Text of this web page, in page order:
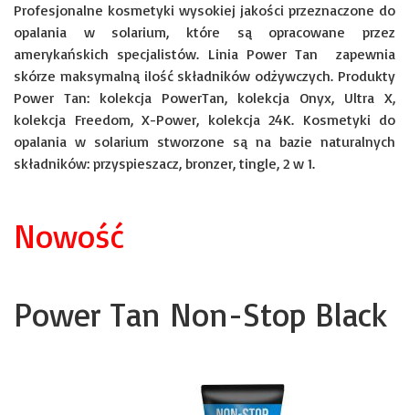
Profesjonalne kosmetyki wysokiej jakości przeznaczone do
opalania w solarium, które są opracowane przez
amerykańskich specjalistów. Linia Power Tan zapewnia
skórze maksymalną ilość składników odżywczych. Produkty
Power Tan: kolekcja PowerTan, kolekcja Onyx, Ultra X,
kolekcja Freedom, X-Power, kolekcja 24K. Kosmetyki do
opalania w solarium stworzone są na bazie naturalnych
składników: przyspieszacz, bronzer, tingle, 2 w 1.
Nowość
Power Tan Non-Stop Black